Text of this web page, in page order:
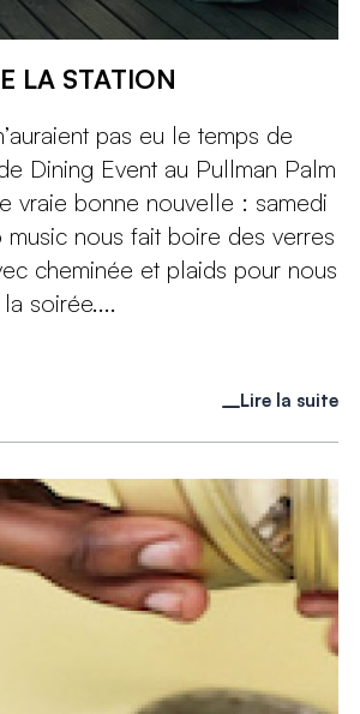
LA STATION
pas eu le temps de
Dining Event au Pullman Palm
vraie bonne nouvelle : samedi
music nous fait boire des verres
cheminée et plaids pour nous
soirée....
Lire la suite